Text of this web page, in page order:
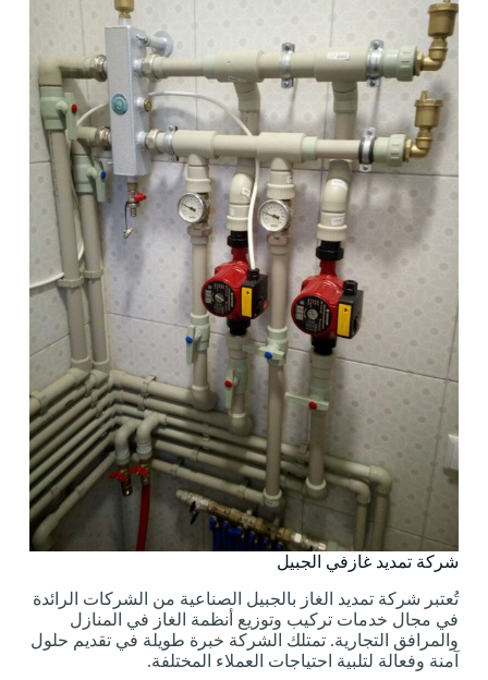
شركة تمديد غازفي الجبيل
تُعتبر شركة تمديد الغاز بالجبيل الصناعية من الشركات الرائدة
في مجال خدمات تركيب وتوزيع أنظمة الغاز في المنازل
والمرافق التجارية. تمتلك الشركة خبرة طويلة في تقديم حلول
آمنة وفعالة لتلبية احتياجات العملاء المختلفة.